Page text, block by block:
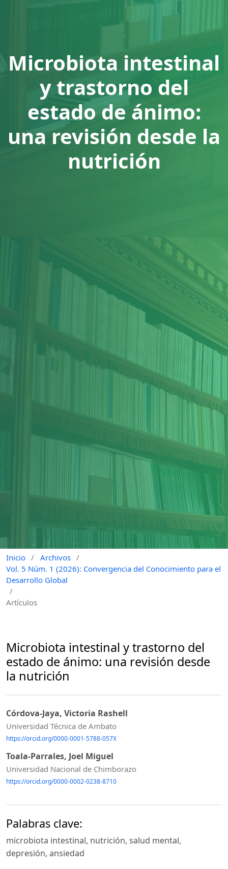
Microbiota intestinal
y trastorno del
estado de ánimo:
una revisión desde la
nutrición
Inicio / Archivos /
Vol. 5 Núm. 1 (2026): Convergencia del Conocimiento para el
Desarrollo Global
/
Artículos
Microbiota intestinal y trastorno del
estado de ánimo: una revisión desde
la nutrición
Córdova-Jaya, Victoria Rashell
Universidad Técnica de Ambato
https://orcid.org/0000-0001-5788-057X
Toala-Parrales, Joel Miguel
Universidad Nacional de Chimborazo
https://orcid.org/0000-0002-0238-8710
Palabras clave:
microbiota intestinal, nutrición, salud mental,
depresión, ansiedad